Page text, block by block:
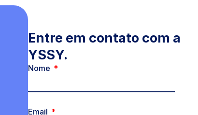
Entre em contato com a
YSSY.
Nome
Email